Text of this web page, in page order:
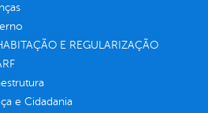
E REGULARIZAÇÃO
e Cidadania